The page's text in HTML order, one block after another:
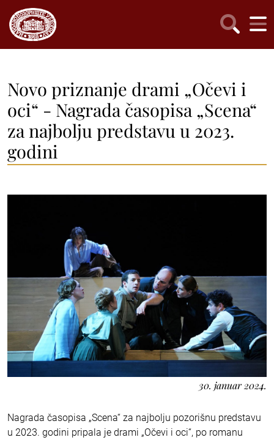
Novo priznanje drami „Očevi i
oci“ - Nagrada časopisa „Scena“
za najbolju predstavu u 2023.
godini
30. januar 2024.
Nagrada časopisa „Scena“ za najbolju pozorišnu predstavu
u 2023. godini pripala je drami „Očevi i oci“, po romanu